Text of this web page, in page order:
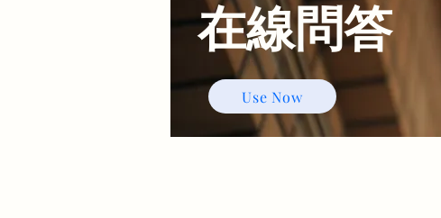
Use Now
​在線問答